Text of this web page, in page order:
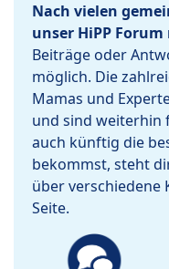
Nach vielen
unser HiPP
Beiträge oder
möglich. Die
Mamas und
und sind weiterhin
auch künftig die
bekommst, steht
über verschiedene
Seite.